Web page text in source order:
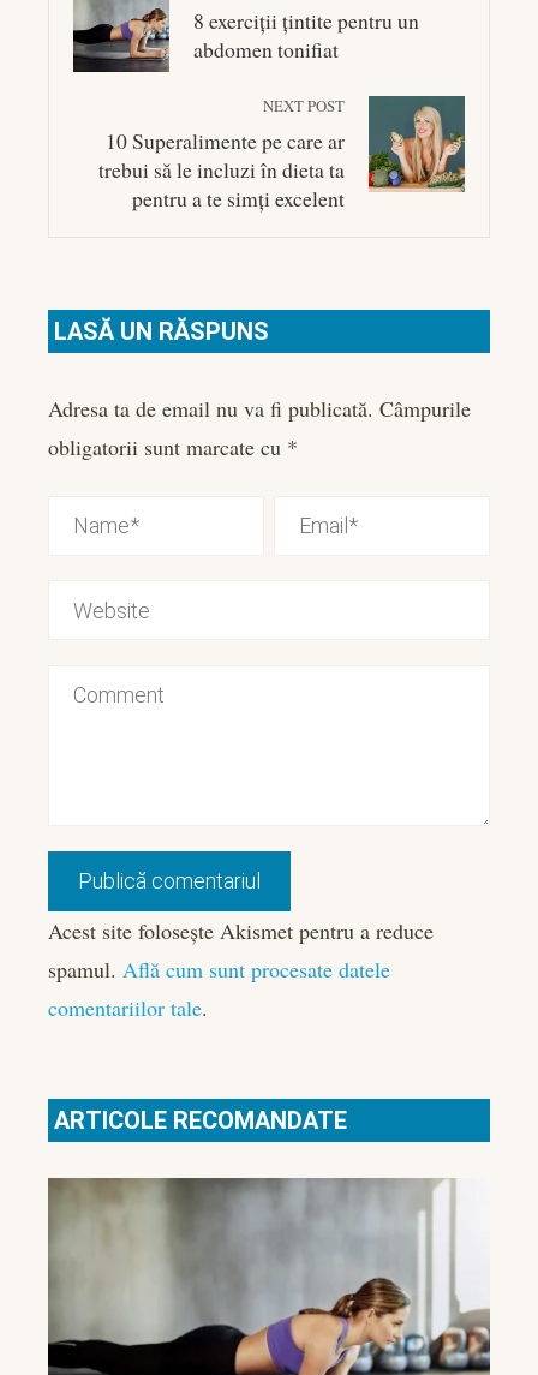
8 exerciții țintite pentru un
abdomen tonifiat
NEXT POST
10 Superalimente pe care ar
trebui să le incluzi în dieta ta
pentru a te simți excelent
LASĂ UN RĂSPUNS
Adresa ta de email nu va fi publicată. Câmpurile
obligatorii sunt marcate cu *
Acest site folosește Akismet pentru a reduce
spamul. Află cum sunt procesate datele
comentariilor tale.
ARTICOLE RECOMANDATE